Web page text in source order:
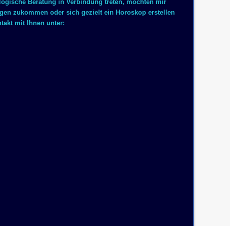
Beratung in Verbindung treten, möchten mir
zukommen oder sich gezielt ein Horoskop erstellen
mit Ihnen unter: